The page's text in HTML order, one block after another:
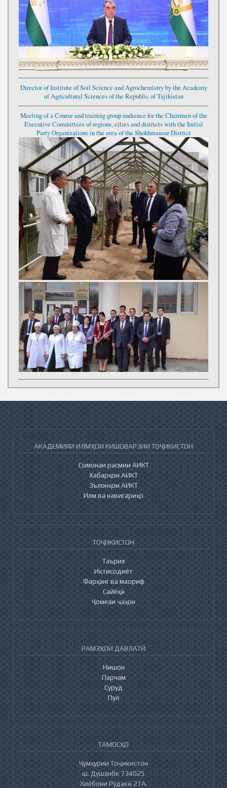
Director of Institute of Soil Science and Agrochemistry by the Academy
of Agricultural Sciences of the Republic of Tajikistan
Meeting of a Course and training group audience for the Chairmen of the
Executive Committees of regions, cities and districts with the Initial
Party Organizations in the area of the Shokhmansur District
АКАДЕМИЯИ ИЛМҲОИ КИШОВАРЗИИ ТОҶИКИСТОН
Сомонаи расмии АИКТ
Хабарҳои АИКТ
Эълонҳои АИКТ
Илм ва навигариҳо
ТОҶИКИСТОН
Таърих
Иқтисодиёт
Фарҳанг ва маориф
Сайёҳӣ
Ҷомеаи ҷаҳон
РАМЗҲОИ ДАВЛАТӢ
Нишон
Парчам
Суруд
Пул
ТАМОСҲО
Ҷумҳурии Тоҷикистон
ш. Душанбе 734025
Хиёбони Рӯдакӣ 21А.